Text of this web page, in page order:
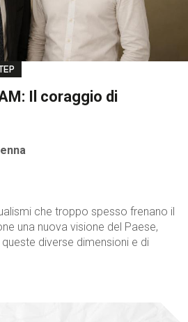
Il coraggio di
che troppo spesso frenano il
una nuova visione del Paese,
diverse dimensioni e di